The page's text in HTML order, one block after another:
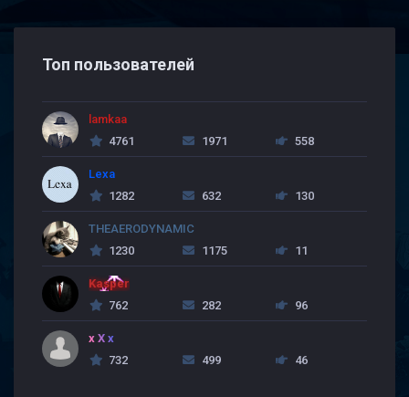
Топ пользователей
lamkaa
4761
1971 558
Lexa
1282
632 130
THEAERODYNAMIC
1230
1175 11
Kasper
762
282 96
x X x
732
499 46